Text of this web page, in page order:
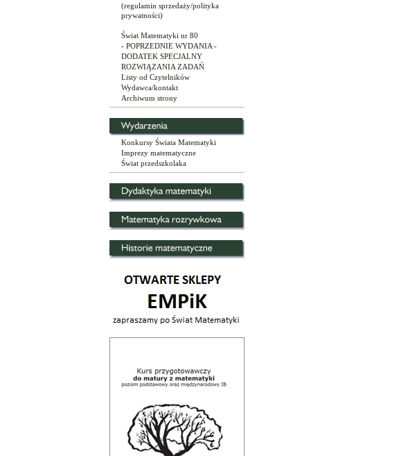
(regulamin sprzedaży/polityka
prywatności)
Świat Matematyki nr 80
- POPRZEDNIE WYDANIA -
DODATEK SPECJALNY
ROZWIĄZANIA ZADAŃ
Listy od Czytelników
Wydawca/kontakt
Archiwum strony
Konkursy Świata Matematyki
Imprezy matematyczne
Świat przedszkolaka